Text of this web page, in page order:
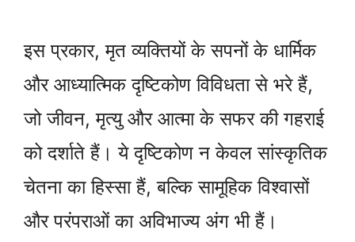
इस प्रकार, मृत व्यक्तियों के सपनों के धार्मिक
और आध्यात्मिक दृष्टिकोण विविधता से भरे हैं,
जो जीवन, मृत्यु और आत्मा के सफर की गहराई
को दर्शाते हैं। ये दृष्टिकोण न केवल सांस्कृतिक
चेतना का हिस्सा हैं, बल्कि सामूहिक विश्वासों
और परंपराओं का अविभाज्य अंग भी हैं।